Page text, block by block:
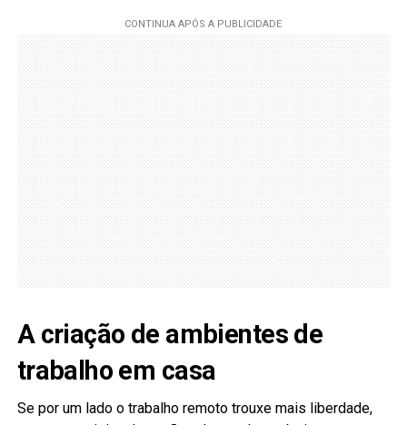
A criação de ambientes de
trabalho em casa
Se por um lado o trabalho remoto trouxe mais liberdade,